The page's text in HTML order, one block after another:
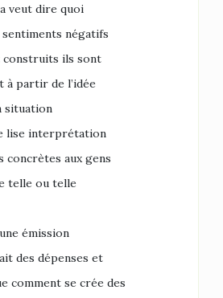
veut dire quoi
négatifs
construits ils sont
partir de l’idée
situation
lise interprétation
concrètes aux gens
telle ou telle
émission
des dépenses et
comment se crée des